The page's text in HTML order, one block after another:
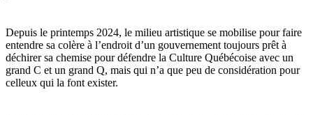
Depuis le printemps 2024, le milieu artistique se mobilise pour faire
entendre sa colère à l’endroit d’un gouvernement toujours prêt à
déchirer sa chemise pour défendre la Culture Québécoise avec un
grand C et un grand Q, mais qui n’a que peu de considération pour
celleux qui la font exister.